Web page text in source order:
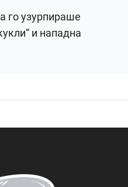
го узурпираше
и нападна